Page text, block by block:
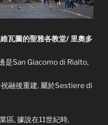
瓦圖的聖雅各教堂/ 里奧多
是San Giacomo di Rialto,
融後重建, 屬於Sestiere di
區, 據說在11世紀時,